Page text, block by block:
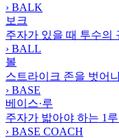
› BALK
보크
주자가 있을 때 투수의
› BALL
볼
스트라이크 존을 벗어
› BASE
베이스·루
주자가 밟아야 하는 1루
› BASE COACH